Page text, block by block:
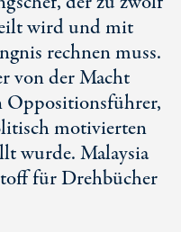
wird und mit
rechnen muss.
von der Macht
Oppositionsführer,
motivierten
wurde. Malaysia
für Drehbücher